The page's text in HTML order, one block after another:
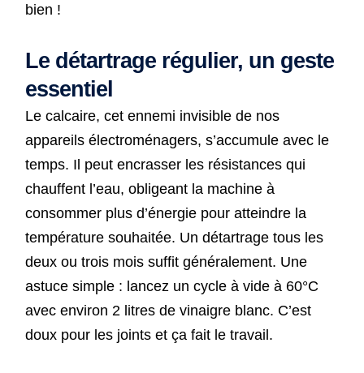
bien !
Le détartrage régulier, un geste
essentiel
Le calcaire, cet ennemi invisible de nos
appareils électroménagers, s’accumule avec le
temps. Il peut encrasser les résistances qui
chauffent l’eau, obligeant la machine à
consommer plus d’énergie pour atteindre la
température souhaitée. Un détartrage tous les
deux ou trois mois suffit généralement. Une
astuce simple : lancez un cycle à vide à 60°C
avec environ 2 litres de vinaigre blanc. C’est
doux pour les joints et ça fait le travail.